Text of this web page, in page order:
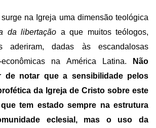
na Igreja uma dimensão teológica
da libertação a que muitos teólogos,
aderiram, dadas às escandalosas
econômicas na América Latina.
Não
de notar que a sensibilidade pelos
da Igreja de Cristo sobre este
tem estado sempre na estrutura
eclesial, mas o uso da